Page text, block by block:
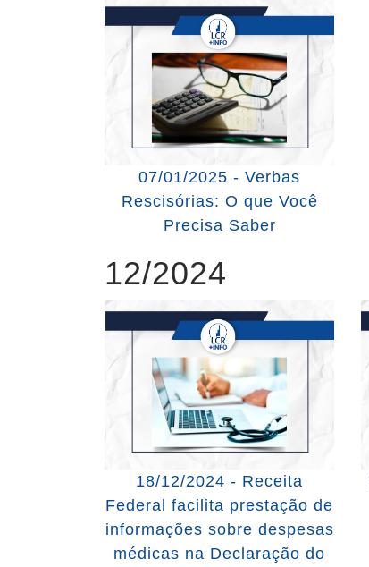
07/01/2025 - Verbas
Rescisórias: O que Você
Precisa Saber
12/2024
18/12/2024 - Receita
Federal facilita prestação de
informações sobre despesas
médicas na Declaração do